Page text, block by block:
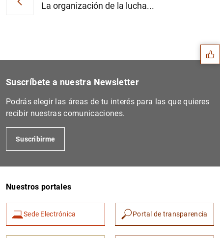
La organización de la lucha...
Sugerencias
Suscríbete a nuestra Newsletter
Podrás elegir las áreas de tu interés para las que quieres
recibir nuestras comunicaciones.
Suscribirme
Nuestros portales
Sede Electrónica Portal de transparencia